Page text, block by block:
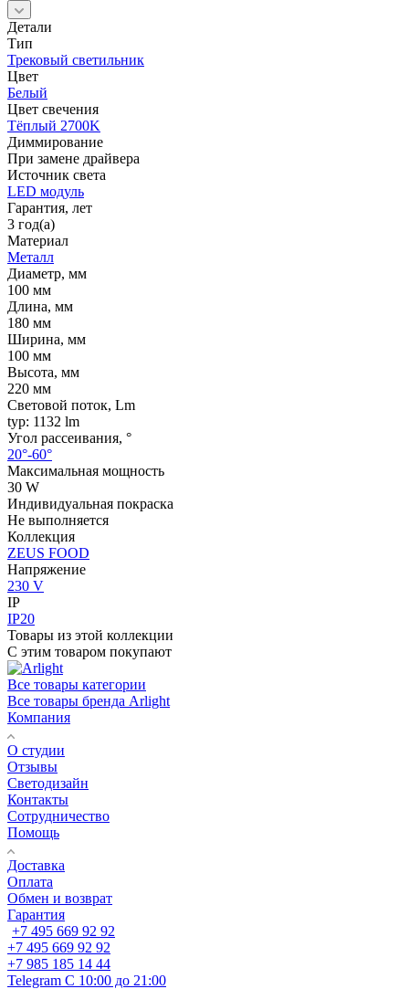
Детали
Тип
Трековый светильник
Цвет
Белый
Цвет свечения
Тёплый 2700K
Диммирование
При замене драйвера
Источник cвета
LED модуль
Гарантия, лет
3 год(а)
Материал
Металл
Диаметр, мм
100 мм
Длина, мм
180 мм
Ширина, мм
100 мм
Высота, мм
220 мм
Световой поток, Lm
typ: 1132 lm
Угол рассеивания, °
20°-60°
Максимальная мощность
30 W
Индивидуальная покраска
Не выполняется
Коллекция
ZEUS FOOD
Напряжение
230 V
IP
IP20
Товары из этой коллекции
С этим товаром покупают
Все товары категории
Все товары бренда Arlight
Компания
О студии
Отзывы
Светодизайн
Контакты
Сотрудничество
Помощь
Доставка
Оплата
Обмен и возврат
Гарантия
+7 495 669 92 92
+7 495 669 92 92
+7 985 185 14 44
Telegram С 10:00 до 21:00